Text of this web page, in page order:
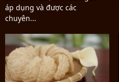
áp dụng và được các
chuyên...